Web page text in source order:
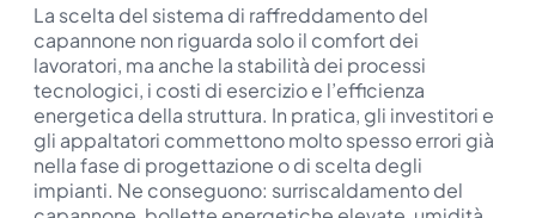
La scelta del sistema di raffreddamento del
capannone non riguarda solo il comfort dei
lavoratori, ma anche la stabilità dei processi
tecnologici, i costi di esercizio e l’efficienza
energetica della struttura. In pratica, gli investitori e
gli appaltatori commettono molto spesso errori già
nella fase di progettazione o di scelta degli
impianti. Ne conseguono: surriscaldamento del